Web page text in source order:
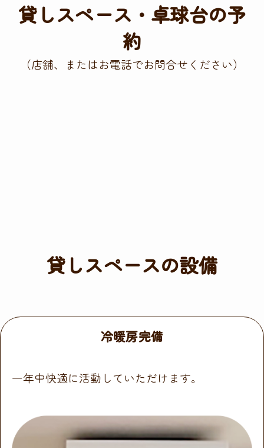
貸しスペース・卓球台の予
約
（店舗、またはお電話でお問合せください）
貸しスペースの設備
冷暖房完備
一年中快適に活動していただけます。